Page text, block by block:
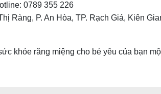
0789 355 226
Ràng, P. An Hòa, TP. Rạch Giá, Kiên
khỏe răng miệng cho bé yêu của bạn